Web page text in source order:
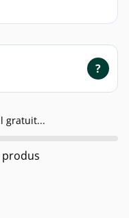
?
gratuit...
produs